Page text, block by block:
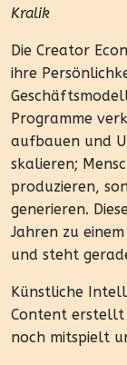
Kralik
Die Creator
ihre
Programme
aufbauen und
skalieren;
produzieren,
generieren.
Jahren zu
und steht
Künstliche
Content erstellt
noch mitspielt